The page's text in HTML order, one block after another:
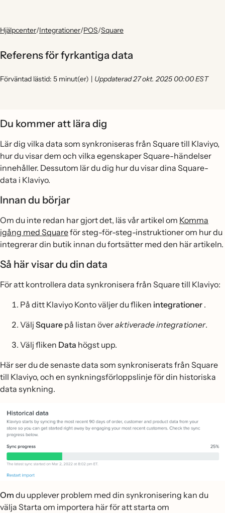
Hjälpcenter/Integrationer/POS/Square
Referens för fyrkantiga data
Förväntad lästid: 5 minut(er) | Uppdaterad 27 okt. 2025 00:00 EST
Du kommer att lära dig
Lär dig vilka data som synkroniseras från Square till Klaviyo,
hur du visar dem och vilka egenskaper Square-händelser
innehåller. Dessutom lär du dig hur du visar dina Square-
data i Klaviyo.
Innan du börjar
Om du inte redan har gjort det, läs vår artikel om Komma
igång med Squareför steg-för-steg-instruktioner om hur du
integrerar din butik innan du fortsätter med den här artikeln.
Så här visar du din data
För att kontrollera data synkronisera från Square till Klaviyo:
På ditt Klaviyo Konto väljer du fliken integrationer .
Välj Square på listan överaktiverade integrationer.
Välj fliken Data högst upp.
Här ser du de senaste data som synkroniserats från Square
till Klaviyo, och en synkningsförloppslinje för din historiska
data synkning.
Om du upplever problem med din synkronisering kan du
välja Starta om importera här för att starta om